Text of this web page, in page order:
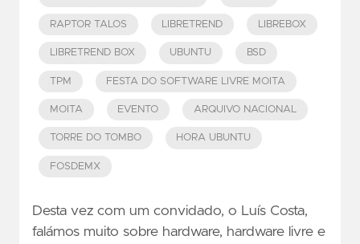
RAPTOR TALOS LIBRETREND LIBREBOX
LIBRETREND BOX UBUNTU BSD
TPM FESTA DO SOFTWARE LIVRE MOITA
MOITA EVENTO ARQUIVO NACIONAL
TORRE DO TOMBO HORA UBUNTU
FOSDEMX
Desta vez com um convidado, o Luís Costa,
falámos muito sobre hardware, hardware livre e